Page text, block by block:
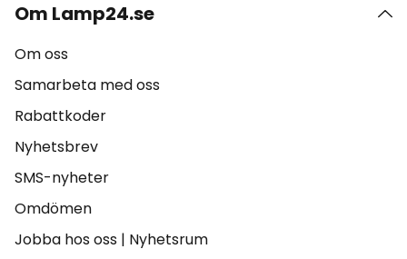
Om Lamp24.se
Om oss
Samarbeta med oss
Rabattkoder
Nyhetsbrev
SMS-nyheter
Omdömen
Jobba hos oss | Nyhetsrum